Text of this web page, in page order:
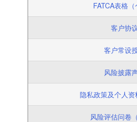
FATCA表格（
客户协
客户常设
风险披露
隐私政策及个人
风险评估问卷